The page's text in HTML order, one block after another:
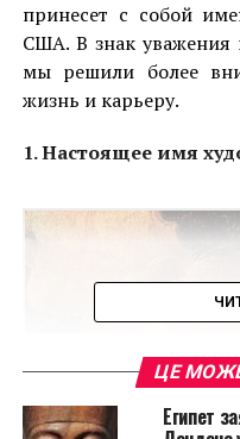
принесет с собой
США. В знак уважения
мы решили более
жизнь и карьеру.
1. Настоящее имя
ЦЕ
Египет